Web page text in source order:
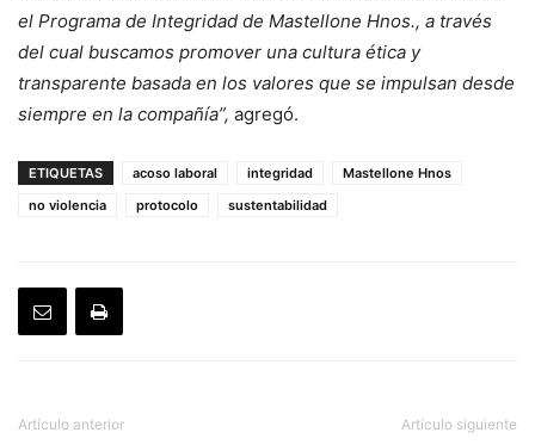
el Programa de Integridad de Mastellone Hnos., a través
del cual buscamos promover una cultura ética y
transparente basada en los valores que se impulsan desde
siempre en la compañía”, agregó.
ETIQUETAS acoso laboral integridad
Mastellone Hnos
no violencia
protocolo sustentabilidad
Artículo anterior Artículo siguiente